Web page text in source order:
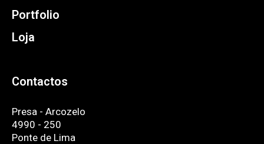
Portfolio
Loja
Contactos
Presa - Arcozelo
4990 - 250
Ponte de Lima